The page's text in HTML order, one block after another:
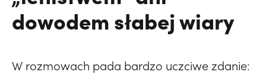
dowodem słabej wiary
W rozmowach pada bardzo uczciwe zdanie: